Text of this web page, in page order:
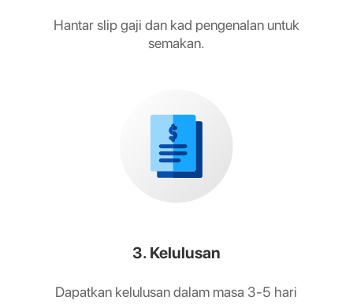
Hantar slip gaji dan kad pengenalan untuk
semakan.
3. Kelulusan
Dapatkan kelulusan dalam masa 3-5 hari